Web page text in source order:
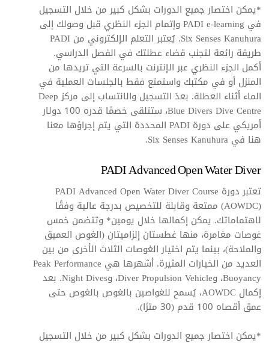
*يمكن اختصار جميع الدورات بشكل كبير من خلال التسجيل
في PADI e-learning وإتمام الجزء النظري قبل وصولك إلى
Six Senses Kanuhura. يُعتبر التعلم الإلكتروني من PADI
طريقة رائعة لتجنب قضاء عطلتك في الفصل الدراسي.
أكمل الجزء النظري عبر الإنترنت بالسرعة التي تريدها من
المنزل أو في مكتبك واستمتع فقط بالجلسات العملية في
الماء أثناء العطلة. بعدَ التسجيل والانتساب إلى مركز Deep
Blue Divers Dive Centre، ستتلقى خصمًا قدره 100 دولار
أمريكي على دورة PADI المحددة التي يتم إجراؤها معنا
هنا في Six Senses Kanuhura.
PADI Advanced Open Water Diver
تعتبر دورة PADI Advanced Open Water Diver Course
(AOWDC)‎ ممتعة وقابلة للتخصيص بدرجة عالية وفقًا
لاهتماماتك. يمكن إكمالها خلال يومين* وتتضمن خمس
غوصات مغامرة، منها غطستان إلزاميتان (الغوص العميق
والملاحة)، بينما يتم اختيار الغوصات الثلاث الأخرى من بين
العديد من الخيارات المثيرة. أشهرها هي Peak Performance
Buoyancy، وDiver Propulsion Vehicle، وNight Dives. بعد
إكمال AOWDC، يُسمح للغواصين بالغوص بالغوص حتى
عمق أقصاه 100 قدم (30 مترًا).
*يمكن اختصار جميع الدورات بشكل كبير من خلال التسجيل